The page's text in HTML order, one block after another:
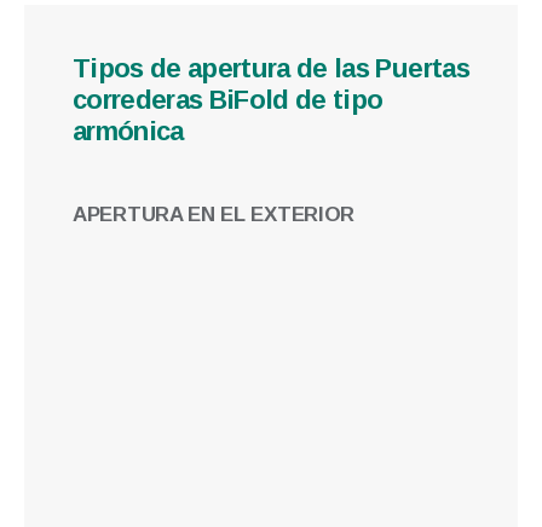
Tipos de apertura de las Puertas
correderas BiFold de tipo
armónica
APERTURA EN EL EXTERIOR